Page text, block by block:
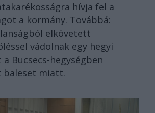
hívja fel a
a kormány. Továbbá:
elkövetett
vádolnak egy hegyi
Bucsecs-hegységben
miatt.